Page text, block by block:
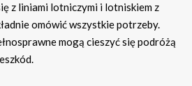
z liniami lotniczymi i lotniskiem z
omówić wszystkie potrzeby.
mogą cieszyć się podróżą